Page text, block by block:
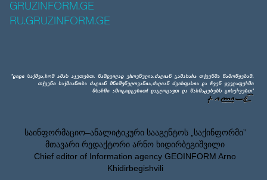
GRUZINFORM.GE
RU.GRUZINFORM.GE
საინფორმაციო–ანალიტიკური სააგენტოს „საქინფორმი”
მთავარი რედაქტორი არნო ხიდირბეგიშვილი
Chief editor of Information agency GEOINFORM Arno
Khidirbegishvili